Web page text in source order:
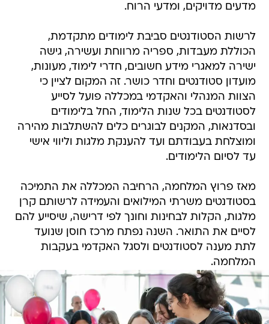
מדעים מדויקים, ומדעי הרוח.
לרשות הסטודנטים סביבת לימודים מתקדמת,
הכוללת מעבדות, ספריה מרווחת ועשירה, גישה
ישירה למאגרי מידע חשובים, חדרי לימוד, מעונות,
מועדון סטודנטים וחדר כושר. זה המקום לציין כי
הצוות המנהלי והאקדמי במכללה פועל לסייע
לסטודנטים בכל שנות הלימוד, החל בלימודים
ובסדנאות, המקנים לבוגרים כלים להשתלבות מהירה
ומוצלחת בעבודתם ועד להענקת מלגות וליווי אישי
עד לסיום הלימודים.
מאז פרוץ המלחמה, הרחיבה המכללה את התמיכה
בסטודנטים משרתי המילואים והעמידה לרשותם קרן
מלגות, הקלות לבחינות וחונך לפי דרישה, שיסייע להם
לסיים את התואר. השנה נפתח מרכז חוסן שנועד
לתת מענה לסטודנטים ולסגל האקדמי בעקבות
המלחמה.